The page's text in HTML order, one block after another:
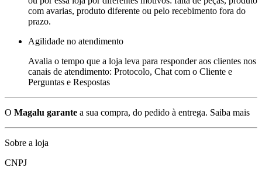
com avarias, produto diferente ou pelo recebimento fora do
prazo.
Agilidade no atendimento
Avalia o tempo que a loja leva para responder aos clientes nos
canais de atendimento: Protocolo, Chat com o Cliente e
Perguntas e Respostas
O Magalu garante a sua compra, do pedido à entrega. Saiba mais
Sobre a loja
CNPJ